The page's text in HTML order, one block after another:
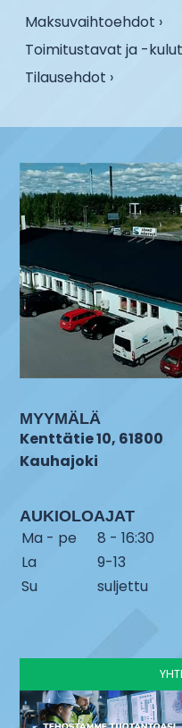
Maksuvaihtoehdot ›
Toimitustavat ja -kulut
Tilausehdot ›
MYYMÄLÄ
Kenttätie 10, 61800
Kauhajoki
AUKIOLOAJAT
Ma - pe
8 - 16:30
La
9-13
Su
suljettu